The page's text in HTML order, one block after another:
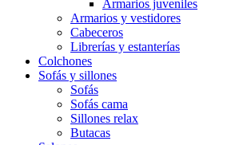
Armarios juveniles
Armarios y vestidores
Cabeceros
Librerías y estanterías
Colchones
Sofás y sillones
Sofás
Sofás cama
Sillones relax
Butacas